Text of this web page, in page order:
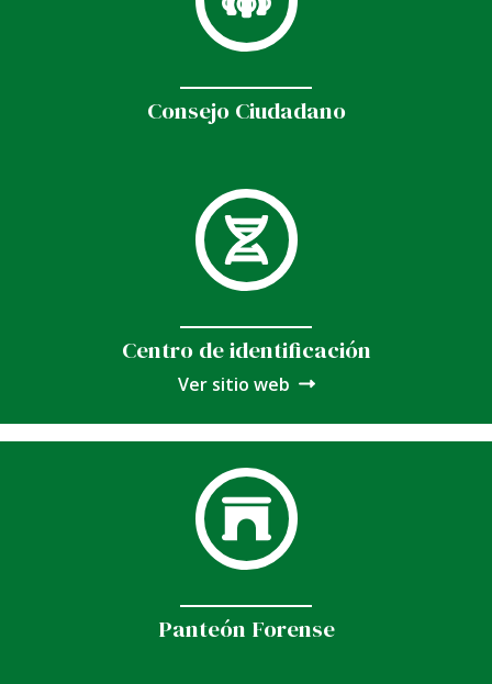
Consejo Ciudadano
Centro de identificación
Ver sitio web
Panteón Forense